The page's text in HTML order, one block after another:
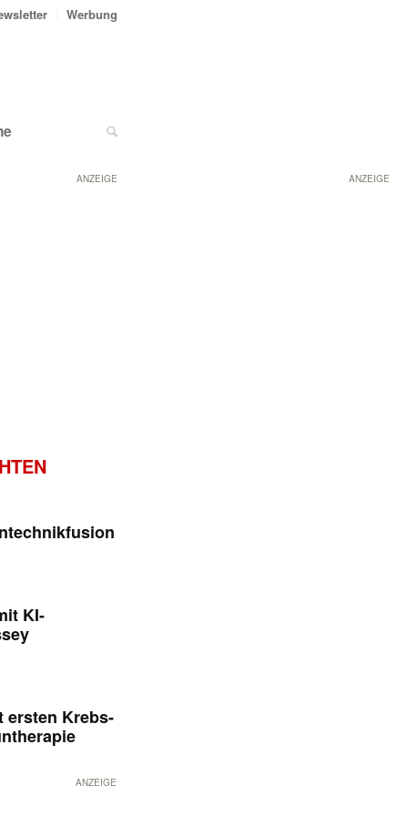
ANZEIGE
Werbung
ANZEIGE
KI-
ersten Krebs-
ANZEIGE